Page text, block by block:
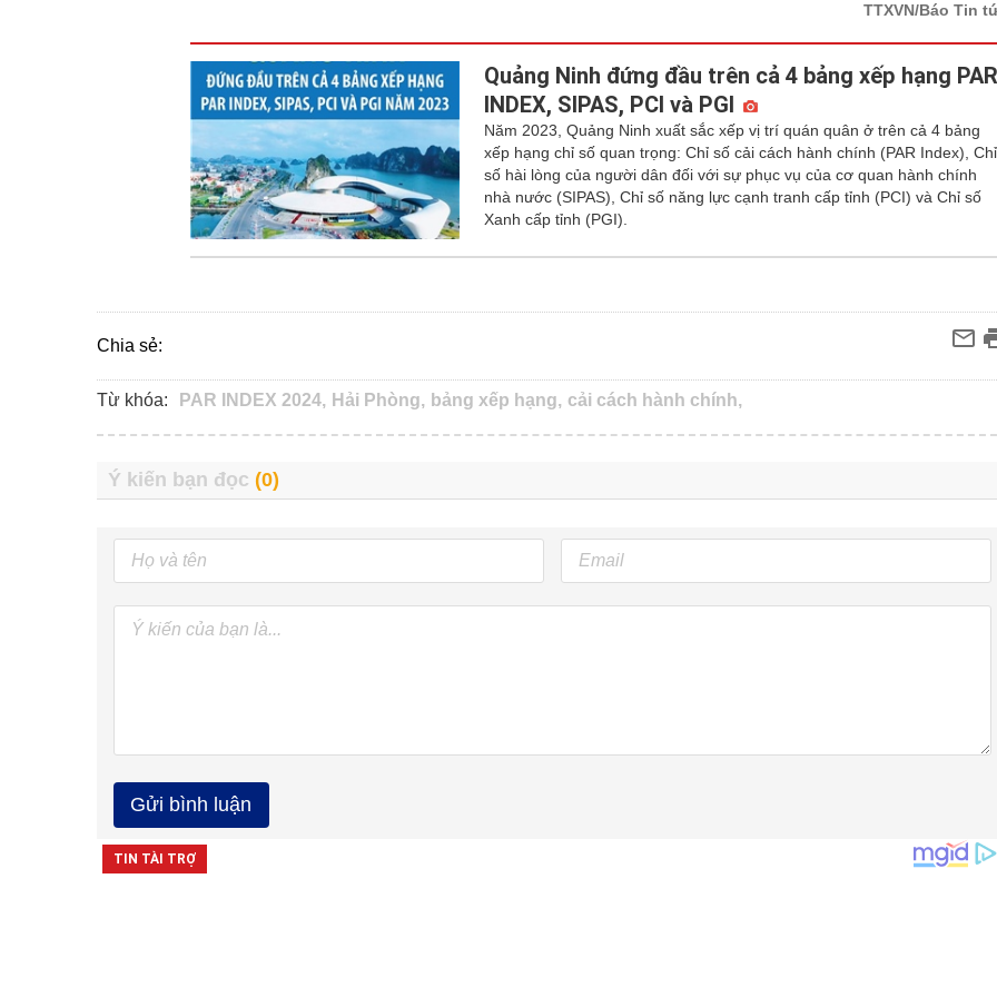
TTXVN/Báo Tin
Quảng Ninh đứng đầu trên cả 4 bảng xếp hạng PAR
INDEX, SIPAS, PCI và PGI
Năm 2023, Quảng Ninh xuất sắc xếp vị trí quán quân ở trên cả 4 bảng
xếp hạng chỉ số quan trọng: Chỉ số cải cách hành chính (PAR Index), Chỉ
số hài lòng của người dân đối với sự phục vụ của cơ quan hành chính
nhà nước (SIPAS), Chỉ số năng lực cạnh tranh cấp tỉnh (PCI) và Chỉ số
Xanh cấp tỉnh (PGI).
Chia sẻ:
Từ khóa: PAR INDEX 2024, Hải Phòng, bảng xếp hạng, cải cách hành chính,